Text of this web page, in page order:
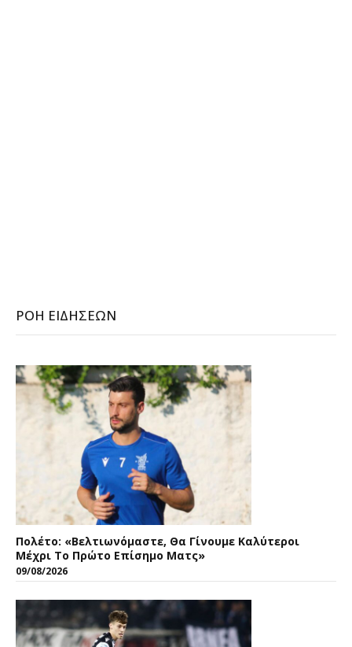
ΡΟΉ ΕΙΔΉΣΕΩΝ
Πολέτο: «Βελτιωνόμαστε, Θα Γίνουμε Καλύτεροι
Μέχρι Το Πρώτο Επίσημο Ματς»
09/08/2026